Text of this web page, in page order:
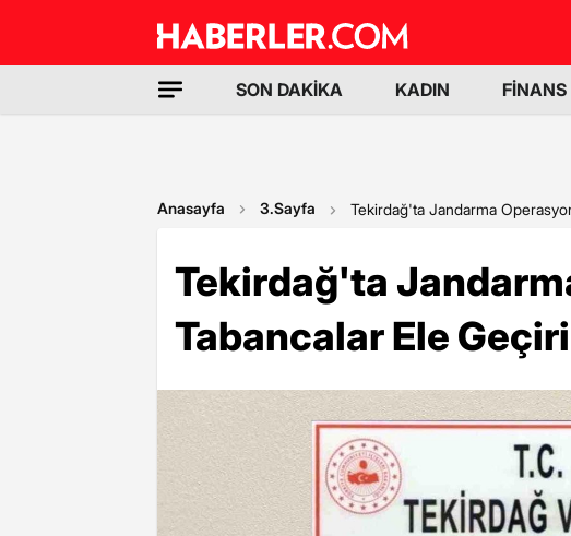
SON DAKİKA KADIN FİNANS
Anasayfa 3.Sayfa Tekirdağ'ta Jandarma
Tekirdağ'ta
Tabancalar Ele